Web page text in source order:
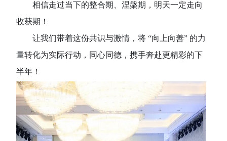
相信走过当下的整合期、涅槃期，明天一定走向
收获期！
让我们带着这份共识与激情，将 “向上向善” 的力
量转化为实际行动，同心同德，携手奔赴更精彩的下
半年！